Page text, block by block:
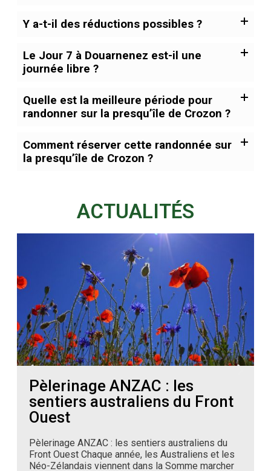
Y a-t-il des réductions possibles ?
Le Jour 7 à Douarnenez est-il une
journée libre ?
Quelle est la meilleure période pour
randonner sur la presqu’île de Crozon ?
Comment réserver cette randonnée sur
la presqu’île de Crozon ?
ACTUALITÉS
Pèlerinage ANZAC : les
sentiers australiens du Front
Ouest
Pèlerinage ANZAC : les sentiers australiens du
Front Ouest Chaque année, les Australiens et les
Néo-Zélandais viennent dans la Somme marcher